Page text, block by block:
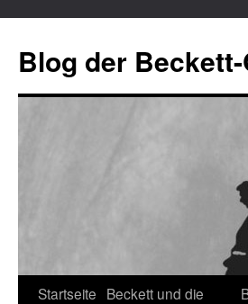
Blog der
Zum
Startseite Beckett und die